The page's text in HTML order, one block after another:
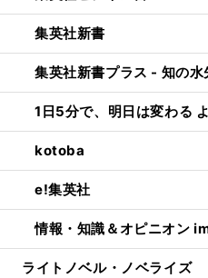
集英社新書
集英社新書プラス - 知の水
1日5分で、明日は変わる
kotoba
e!集英社
情報・知識＆オピニオン
ライトノベル・ノベライズ